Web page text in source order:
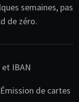
semaines, pas
de zéro.
IBAN
Émission de cartes